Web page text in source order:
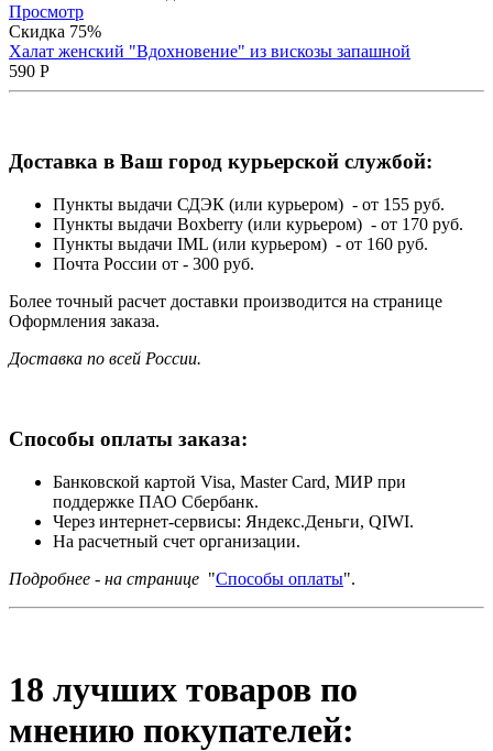
Просмотр
Скидка 75%
Халат женский "Вдохновение" из вискозы запашной
590 Р
Доставка в Ваш город курьерской службой:
Пункты выдачи СДЭК (или курьером) - от 155 руб.
Пункты выдачи Boxberry (или курьером) - от 170 руб.
Пункты выдачи IML (или курьером) - от 160 руб.
Почта России от - 300 руб.
Более точный расчет доставки производится на странице
Оформления заказа.
Доставка по всей России.
Способы оплаты заказа:
Банковской картой Visa, Master Card, МИР при
поддержке ПАО Сбербанк.
Через интернет-сервисы: Яндекс.Деньги, QIWI.
На расчетный счет организации.
Подробнее - на странице "Способы оплаты".
18 лучших товаров по
мнению покупателей: